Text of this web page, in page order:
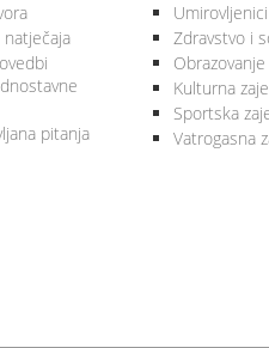
pitanja
Umirovljenici
Zdravstvo i
Obrazovanje
Kulturna
Sportska
Vatrogasna